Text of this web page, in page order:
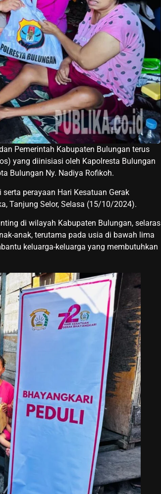
Pemerintah Kabupaten Bulungan terus
yang diinisiasi oleh Kapolresta Bulungan
Bulungan Ny. Nadiya Rofikoh.
perayaan Hari Kesatuan Gerak
Tanjung Selor, Selasa (15/10/2024).
di wilayah Kabupaten Bulungan, selaras
anak, terutama pada usia di bawah lima
keluarga-keluarga yang membutuhkan